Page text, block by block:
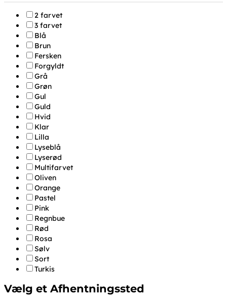
2 farvet
3 farvet
Blå
Brun
Fersken
Forgyldt
Grå
Grøn
Gul
Guld
Hvid
Klar
Lilla
Lyseblå
Lyserød
Multifarvet
Oliven
Orange
Pastel
Pink
Regnbue
Rød
Rosa
Sølv
Sort
Turkis
Vælg et Afhentningssted